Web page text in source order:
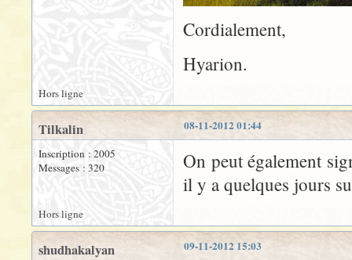
Cordialement,
Hyarion.
Hors ligne
08-11-2012 01:44
Tilkalin
Inscription : 2005
Messages : 320
On peut également
il y a quelques jours
Hors ligne
09-11-2012 15:03
shudhakalyan